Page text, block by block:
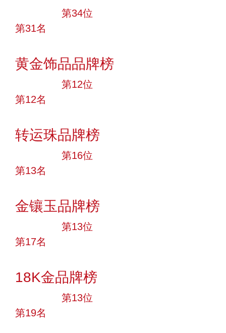
第34位
第31名
黄金饰品品牌榜
第12位
第12名
转运珠品牌榜
第16位
第13名
金镶玉品牌榜
第13位
第17名
18K金品牌榜
第13位
第19名